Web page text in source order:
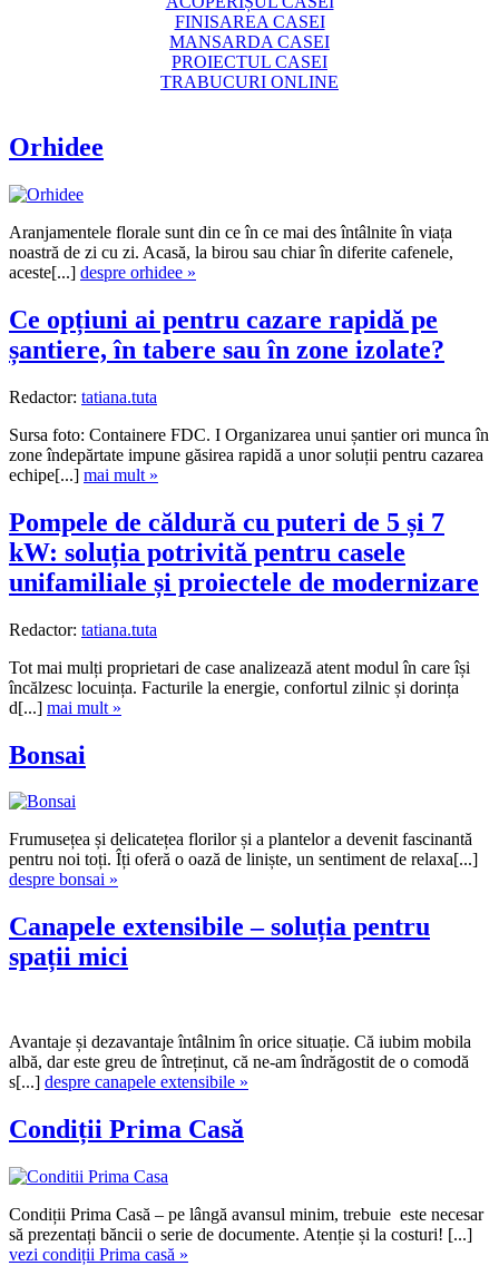
FINISAREA CASEI
MANSARDA CASEI
PROIECTUL CASEI
TRABUCURI ONLINE
Orhidee
Aranjamentele florale sunt din ce în ce mai des întâlnite în viața
noastră de zi cu zi. Acasă, la birou sau chiar în diferite cafenele,
aceste[...] despre orhidee »
Ce opțiuni ai pentru cazare rapidă pe
șantiere, în tabere sau în zone izolate?
Redactor: tatiana.tuta
Sursa foto: Containere FDC. I Organizarea unui șantier ori munca în
zone îndepărtate impune găsirea rapidă a unor soluții pentru cazarea
echipe[...] mai mult »
Pompele de căldură cu puteri de 5 și 7
kW: soluția potrivită pentru casele
unifamiliale și proiectele de modernizare
Redactor: tatiana.tuta
Tot mai mulți proprietari de case analizează atent modul în care își
încălzesc locuința. Facturile la energie, confortul zilnic și dorința
d[...] mai mult »
Bonsai
Frumusețea și delicatețea florilor și a plantelor a devenit fascinantă
pentru noi toți. Îți oferă o oază de liniște, un sentiment de relaxa[...]
despre bonsai »
Canapele extensibile – soluția pentru
spații mici
Avantaje și dezavantaje întâlnim în orice situație. Că iubim mobila
albă, dar este greu de întreținut, că ne-am îndrăgostit de o comodă
s[...] despre canapele extensibile »
Condiții Prima Casă
Condiții Prima Casă – pe lângă avansul minim, trebuie este necesar
să prezentați băncii o serie de documente. Atenție și la costuri! [...]
vezi condiții Prima casă »